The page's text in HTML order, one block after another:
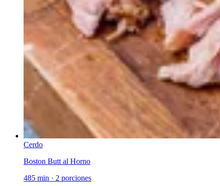
Cerdo
Boston Butt al Horno
485 min · 2 porciones